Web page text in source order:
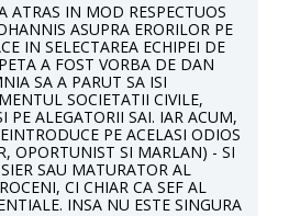
ATRAS IN MOD RESPECTUOS
ASUPRA ERORILOR PE
IN SELECTAREA ECHIPEI DE
A FOST VORBA DE DAN
SA A PARUT SA ISI
SOCIETATII CIVILE,
PE ALEGATORII SAI. IAR ACUM,
PE ACELASI ODIOS
OPORTUNIST SI MARLAN) - SI
SAU MATURATOR AL
CI CHIAR CA SEF AL
INSA NU ESTE SINGURA